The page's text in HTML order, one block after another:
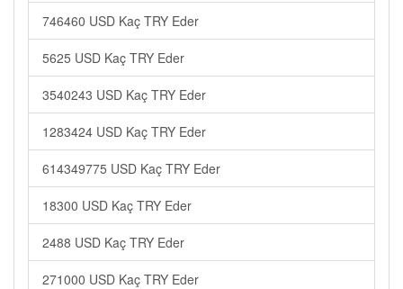
746460 USD Kaç TRY Eder
5625 USD Kaç TRY Eder
3540243 USD Kaç TRY Eder
1283424 USD Kaç TRY Eder
614349775 USD Kaç TRY Eder
18300 USD Kaç TRY Eder
2488 USD Kaç TRY Eder
271000 USD Kaç TRY Eder